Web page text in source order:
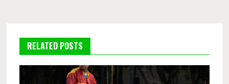
RELATED POSTS